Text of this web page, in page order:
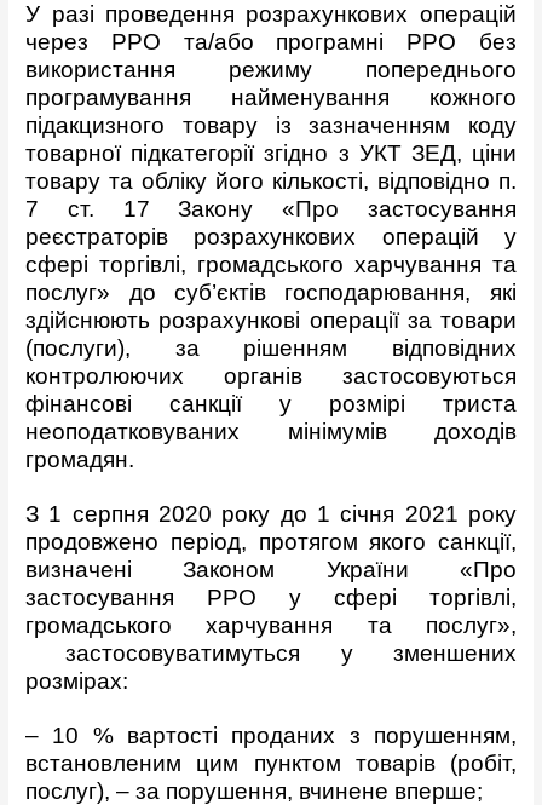
У разі проведення розрахункових операцій
через РРО та/або програмні РРО без
використання режиму попереднього
програмування найменування кожного
підакцизного товару із зазначенням коду
товарної підкатегорії згідно з УКТ ЗЕД, ціни
товару та обліку його кількості, відповідно п.
7 ст. 17 Закону «Про застосування
реєстраторів розрахункових операцій у
сфері торгівлі, громадського харчування та
послуг» до суб’єктів господарювання, які
здійснюють розрахункові операції за товари
(послуги), за рішенням відповідних
контролюючих органів застосовуються
фінансові санкції у розмірі триста
неоподатковуваних мінімумів доходів
громадян.
З 1 серпня 2020 року до 1 січня 2021 року
продовжено період, протягом якого санкції,
визначені Законом України «Про
застосування РРО у сфері торгівлі,
громадського харчування та послуг»,
застосовуватимуться у зменшених
розмірах:
– 10 % вартості проданих з порушенням,
встановленим цим пунктом товарів (робіт,
послуг), – за порушення, вчинене вперше;